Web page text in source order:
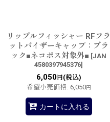
リップルフィッシャー RFフラ
ットバイザーキャップ：ブラ
ック■ネコポス対象外■ [JAN
4580397945376]
6,050円(税込)
希望小売価格: 6,050円
カートに入れる